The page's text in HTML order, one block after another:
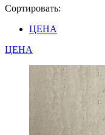
Сортировать:
ЦЕНА
ЦЕНА